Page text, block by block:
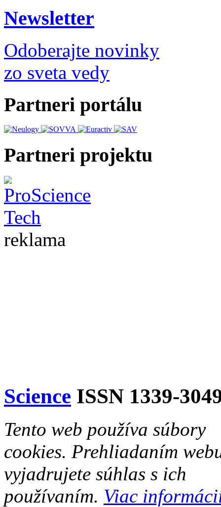
Newsletter
Odoberajte novinky
zo sveta vedy
Partneri portálu
Partneri projektu
reklama
Science ISSN 1339-
Tento web používa súbory
cookies. Prehliadaním
vyjadrujete súhlas s ich
používaním. Viac